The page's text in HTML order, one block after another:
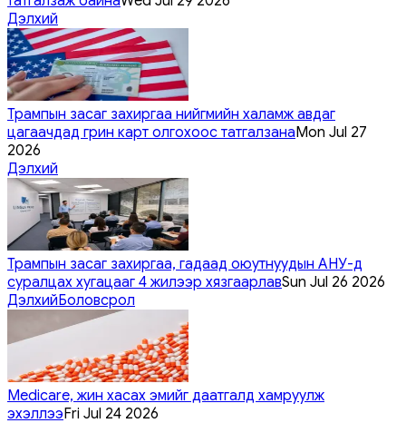
Дэлхий
Трампын засаг захиргаа нийгмийн халамж авдаг
цагаачдад грин карт олгохоос татгалзанаMon Jul 27
2026
Дэлхий
Трампын засаг захиргаа, гадаад оюутнуудын АНУ-д
суралцах хугацааг 4 жилээр хязгаарлавSun Jul 26 2026
ДэлхийБоловсрол
Medicare, жин хасах эмийг даатгалд хамруулж
эхэллээFri Jul 24 2026